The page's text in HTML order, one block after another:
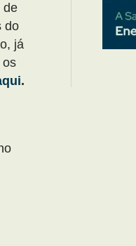
de
do
já
os
.